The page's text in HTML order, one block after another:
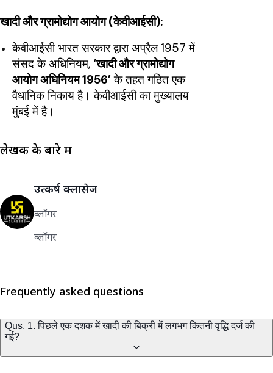
खादी और ग्रामोद्योग आयोग (केवीआईसी):
केवीआईसी भारत सरकार द्वारा अप्रैल 1957 में
संसद के अधिनियम, ‘खादी और ग्रामोद्योग
आयोग अधिनियम 1956’ के तहत गठित एक
वैधानिक निकाय है। केवीआईसी का मुख्यालय
मुंबई में है।
लेखक के बारे में
उत्कर्ष क्लासेज
ब्लॉगर
ब्लॉगर
Frequently asked questions
Qus. 1. पिछले एक दशक में खादी की बिक्री में लगभग कितनी वृद्धि दर्ज की
गई?